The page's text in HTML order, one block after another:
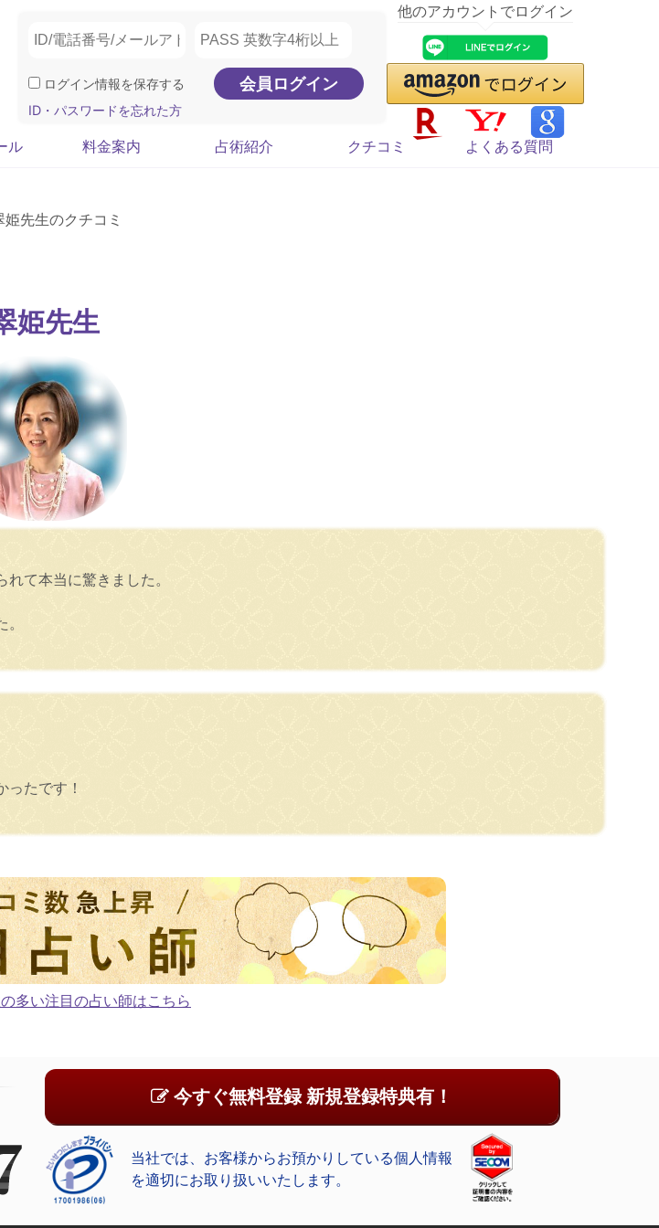
ログイン情報を保存する
ID・パスワードを忘れた方
他のアカウントでログイン
ル 料金案内 占術紹介 クチコミ よくある質問
姫先生のクチコミ
姫先生
て本当に驚きました。
たです！
多い注目の占い師はこちら
今すぐ無料登録 新規登録特典有！
当社では、お客様からお預かりしている個人情報
を適切にお取り扱いいたします。